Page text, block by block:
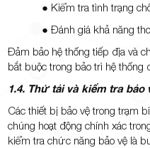
● Kiểm tra tình trạng
● Đánh giá khả năng
Đảm bảo hệ thống tiếp địa và
bắt buộc trong bảo trì hệ thống
1.4. Thử tải và kiểm tra bảo
Các thiết bị bảo vệ trong trạm
chúng hoạt động chính xác
kiểm tra chức năng bảo vệ là